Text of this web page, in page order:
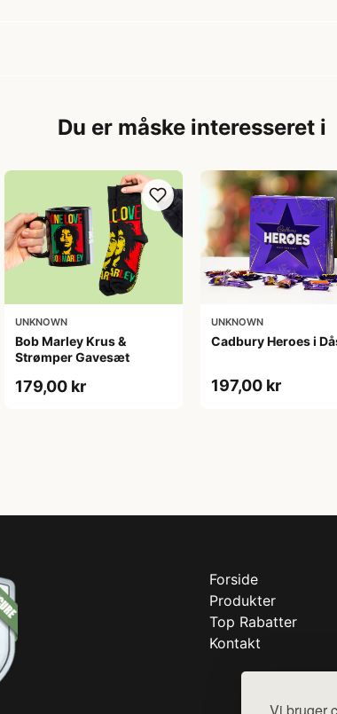
Du er måske interesseret i
UNKNOWN
Bob Marley Krus &
Strømper Gavesæt
179,00 kr
UNKNOWN
Cadbury Heroes i
197,00 kr
Forside
Produkter
Top Rabatter
Kontakt